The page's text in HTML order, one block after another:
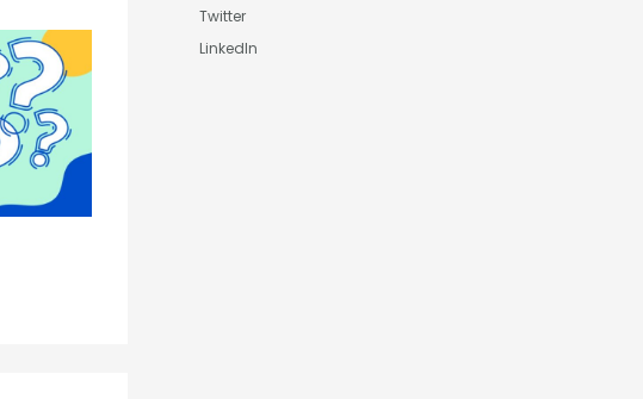
Twitter
LinkedIn